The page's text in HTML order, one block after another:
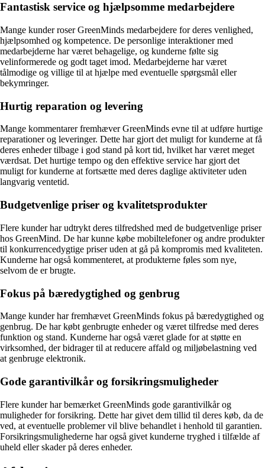
Fantastisk service og hjælpsomme medarbejdere
Mange kunder roser GreenMinds medarbejdere for deres venlighed,
hjælpsomhed og kompetence. De personlige interaktioner med
medarbejderne har været behagelige, og kunderne følte sig
velinformerede og godt taget imod. Medarbejderne har været
tålmodige og villige til at hjælpe med eventuelle spørgsmål eller
bekymringer.
Hurtig reparation og levering
Mange kommentarer fremhæver GreenMinds evne til at udføre hurtige
reparationer og leveringer. Dette har gjort det muligt for kunderne at få
deres enheder tilbage i god stand på kort tid, hvilket har været meget
værdsat. Det hurtige tempo og den effektive service har gjort det
muligt for kunderne at fortsætte med deres daglige aktiviteter uden
langvarig ventetid.
Budgetvenlige priser og kvalitetsprodukter
Flere kunder har udtrykt deres tilfredshed med de budgetvenlige priser
hos GreenMind. De har kunne købe mobiltelefoner og andre produkter
til konkurrencedygtige priser uden at gå på kompromis med kvaliteten.
Kunderne har også kommenteret, at produkterne føles som nye,
selvom de er brugte.
Fokus på bæredygtighed og genbrug
Mange kunder har fremhævet GreenMinds fokus på bæredygtighed og
genbrug. De har købt genbrugte enheder og været tilfredse med deres
funktion og stand. Kunderne har også været glade for at støtte en
virksomhed, der bidrager til at reducere affald og miljøbelastning ved
at genbruge elektronik.
Gode garantivilkår og forsikringsmuligheder
Flere kunder har bemærket GreenMinds gode garantivilkår og
muligheder for forsikring. Dette har givet dem tillid til deres køb, da de
ved, at eventuelle problemer vil blive behandlet i henhold til garantien.
Forsikringsmulighederne har også givet kunderne tryghed i tilfælde af
uheld eller skader på deres enheder.